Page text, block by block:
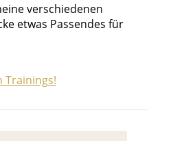
verschiedenen
etwas Passendes für
Trainings!